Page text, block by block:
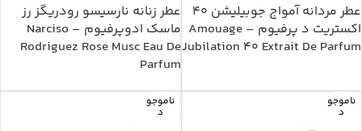
عطر مردانه آمواج جوبیلیشن 40
اکستریت د پرفیوم – Amouage
Jubilation 40 Extrait De Parfum
عطر زنانه نارسیسو رودریگز رز
ماسک ادوپرفیوم – Narciso
Rodriguez Rose Musc Eau De
Parfum
ناموجو
د
ناموجو
د